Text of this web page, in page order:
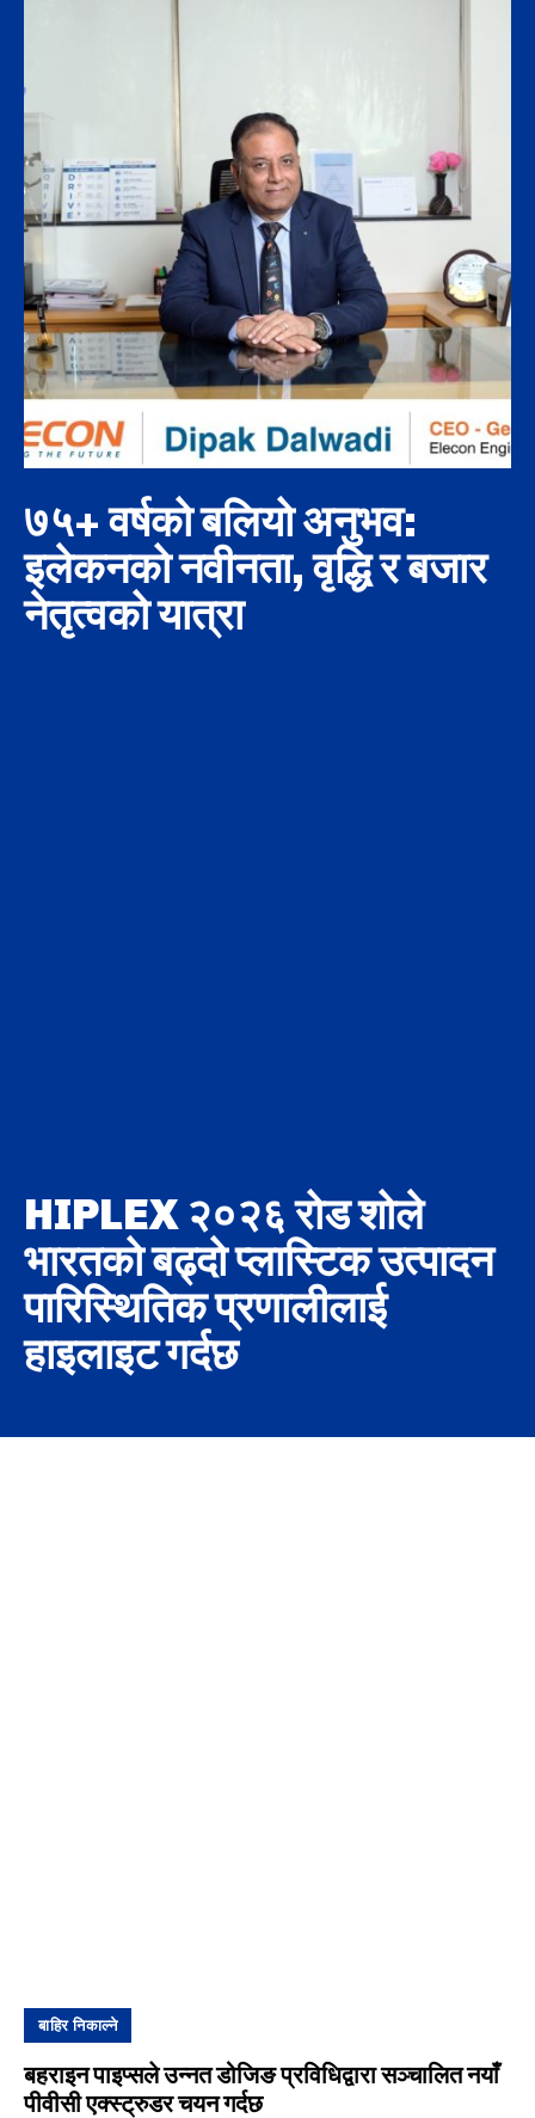
७५+ वर्षको बलियो अनुभव:
इलेकनको नवीनता, वृद्धि र बजार
नेतृत्वको यात्रा
HIPLEX २०२६ रोड शोले
भारतको बढ्दो प्लास्टिक उत्पादन
पारिस्थितिक प्रणालीलाई
हाइलाइट गर्दछ
बाहिर निकाल्ने
बहराइन पाइप्सले उन्नत डोजिङ प्रविधिद्वारा सञ्चालित नयाँ
पीवीसी एक्स्ट्रुडर चयन गर्दछ